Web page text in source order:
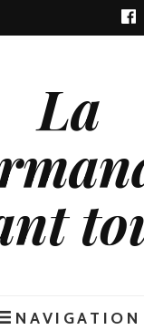
La
NAVIGATION